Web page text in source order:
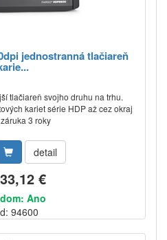
jednostranná tlačiareň
tlačiareň svojho druhu na trhu.
kariet série HDP až cez okraj
3 roky
detail
€
Ano
94600